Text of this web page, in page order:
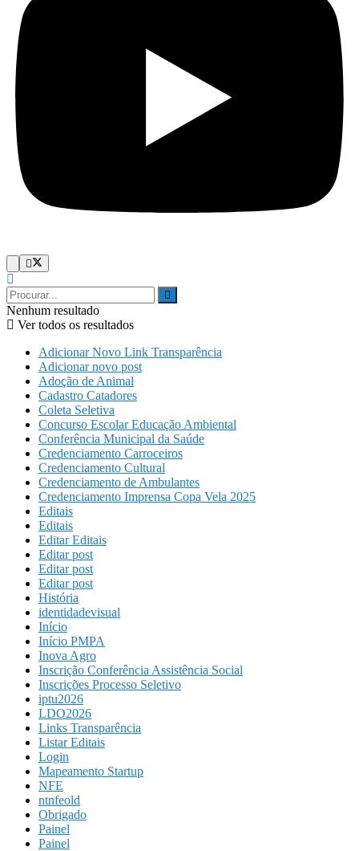
Nenhum resultado
Ver todos os resultados
Adicionar Novo Link Transparência
Adicionar novo post
Adoção de Animal
Cadastro Catadores
Coleta Seletiva
Concurso Escolar Educação Ambiental
Conferência Municipal da Saúde
Credenciamento Carroceiros
Credenciamento Cultural
Credenciamento de Ambulantes
Credenciamento Imprensa Copa Vela 2025
Editais
Editais
Editar Editais
Editar post
Editar post
Editar post
História
identidadevisual
Início
Início PMPA
Inova Agro
Inscrição Conferência Assistência Social
Inscrições Processo Seletivo
iptu2026
LDO2026
Links Transparência
Listar Editais
Login
Mapeamento Startup
NFE
ntnfeold
Obrigado
Painel
Painel